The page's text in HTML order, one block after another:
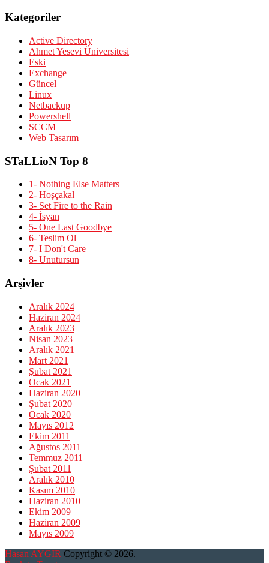
Kategoriler
Active Directory
Ahmet Yesevi Üniversitesi
Eski
Exchange
Güncel
Linux
Netbackup
Powershell
SCCM
Web Tasarım
STaLLioN Top 8
1- Nothing Else Matters
2- Hoşçakal
3- Set Fire to the Rain
4- İsyan
5- One Last Goodbye
6- Teslim Ol
7- I Don't Care
8- Unutursun
Arşivler
Aralık 2024
Haziran 2024
Aralık 2023
Nisan 2023
Aralık 2021
Mart 2021
Şubat 2021
Ocak 2021
Haziran 2020
Şubat 2020
Ocak 2020
Mayıs 2012
Ekim 2011
Ağustos 2011
Temmuz 2011
Şubat 2011
Aralık 2010
Kasım 2010
Haziran 2010
Ekim 2009
Haziran 2009
Mayıs 2009
Hasan AYGIR Copyright © 2026.